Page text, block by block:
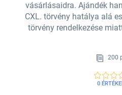
vásárlásaidra. Ajándék
CXL. törvény hatálya alá
törvény rendelkezése
200
0